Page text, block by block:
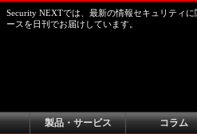
Security NEXTでは、最新の情報セキュリティに
ースを日刊でお届けしています。
製品・サービス コラム